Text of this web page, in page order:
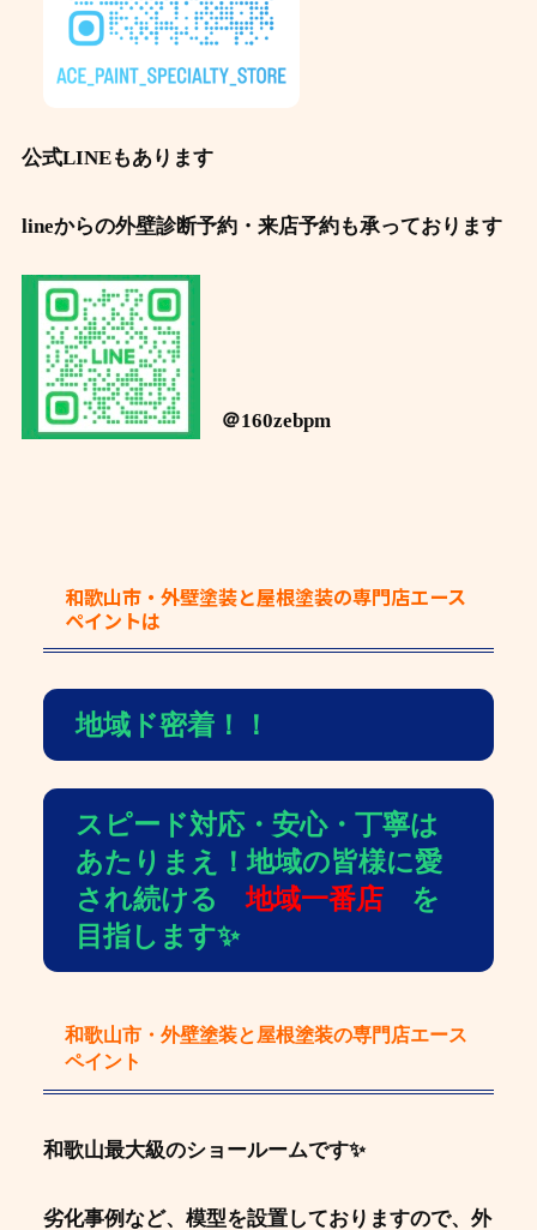
公式LINEもあります
lineからの外壁診断予約・来店予約も承っております
＠160zebpm
和歌山市・外壁塗装と屋根塗装の専門店エース
ペイントは
地域ド密着！！
スピード対応・安心・丁寧は
あたりまえ！地域の皆様に愛
され続ける地域一番店を
目指します✨
和歌山市・外壁塗装と屋根塗装の専門店エース
ペイント
和歌山最大級のショールームです✨
劣化事例など、模型を設置しておりますので、外